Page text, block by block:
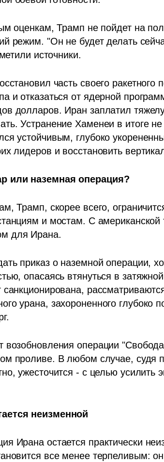
оценкам, Трамп не пойдет на
режим. "Он не будет делать
источники.
часть своего ракетного
и отказаться от ядерной
долларов. Иран заплатил
Устранение Хаменеи в итоге
устойчивым, глубоко
лидеров и восстановить
или наземная операция?
Трамп, скорее всего,
и мостам. С американской
для Ирана.
приказ о наземной операции,
опасаясь втянуться в
урана, захороненного глубоко
возобновления операции
проливе. В любом случае, судя
ужесточится - с целью усилить
неизменной
Ирана остается практически
все менее терпеливым: